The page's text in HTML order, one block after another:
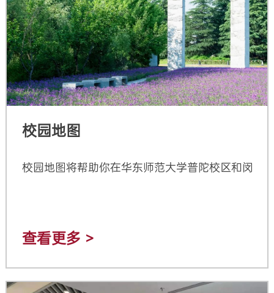
校园地图
校园地图将帮助你在华东师范大学普陀校区和闵行
查看更多 >